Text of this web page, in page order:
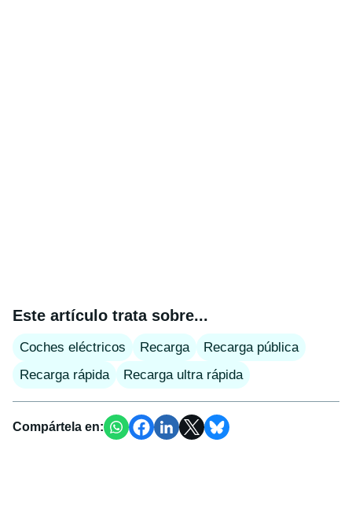
Este artículo trata sobre...
Coches eléctricos Recarga
Recarga pública
Recarga rápida
Recarga ultra rápida
Compártela en: